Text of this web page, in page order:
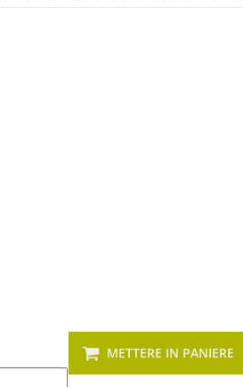
METTERE IN PANIERE